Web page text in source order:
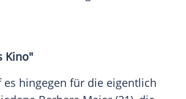
Kino"
es hingegen für die eigentlich